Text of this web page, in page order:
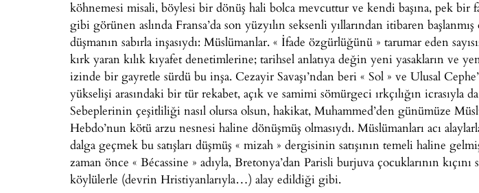
köhnemesi misali, böylesi bir dönüş hali bolca mevcuttur ve kendi başına, pek bir
gibi görünen aslında Fransa’da son yüzyılın seksenli yıllarından itibaren
düşmanın sabırla inşasıydı: Müslümanlar. « İfade özgürlüğünü » tarumar eden
kırk yaran kılık kıyafet denetimlerine; tarihsel anlatıya değin yeni yasakların ve
izinde bir gayretle sürdü bu inşa. Cezayir Savaşı’ndan beri « Sol » ve Ulusal
yükselişi arasındaki bir tür rekabet, açık ve samimi sömürgeci ırkçılığın icrasıyla
Sebeplerinin çeşitliliği nasıl olursa olsun, hakikat, Muhammed’den günümüze
Hebdo’nun kötü arzu nesnesi haline dönüşmüş olmasıydı. Müslümanları acı
dalga geçmek bu satışları düşmüş « mizah » dergisinin satışının temeli haline
zaman önce « Bécassine » adıyla, Bretonya’dan Parisli burjuva çocuklarının
köylülerle (devrin Hristiyanlarıyla…) alay edildiği gibi.